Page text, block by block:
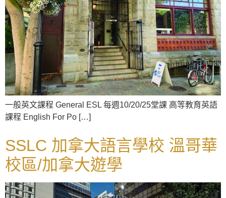
一般英文課程 General ESL 每週10/20/25堂課 高等教育英語
課程 English For Po […]
SSLC 加拿大語言學校 溫哥華
校區/加拿大遊學